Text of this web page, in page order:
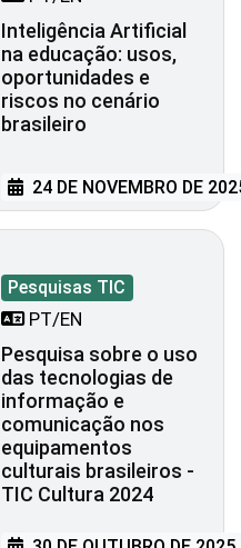
Inteligência Artificial
na educação: usos,
oportunidades e
riscos no cenário
brasileiro
24 DE NOVEMBRO DE
Pesquisas TIC
PT/EN
Pesquisa sobre o uso
das tecnologias de
informação e
comunicação nos
equipamentos
culturais brasileiros -
TIC Cultura 2024